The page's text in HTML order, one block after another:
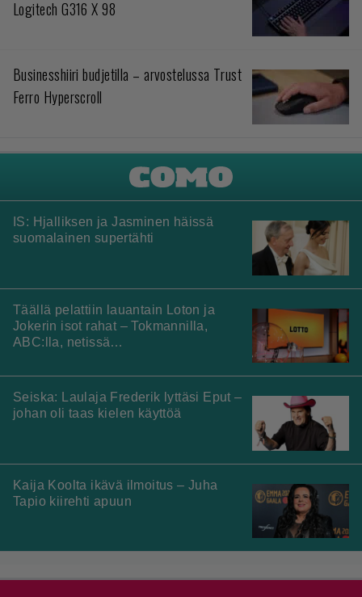
Logitech G316 X 98
Businesshiiri budjetilla – arvostelussa Trust
Ferro Hyperscroll
IS: Hjalliksen ja Jasminen häissä
suomalainen supertähti
Täällä pelattiin lauantain Loton ja
Jokerin isot rahat – Tokmannilla,
ABC:lla, netissä…
Seiska: Laulaja Frederik lyttäsi Eput –
johan oli taas kielen käyttöä
Kaija Koolta ikävä ilmoitus – Juha
Tapio kiirehti apuun